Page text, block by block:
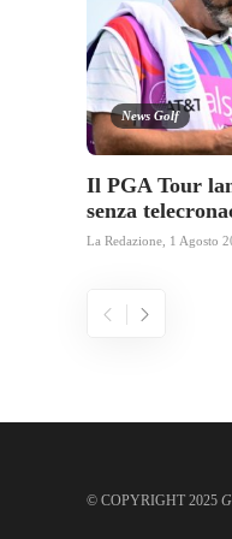
News Golf
Il PGA Tour
senza
La Redazione, 1 Agosto
© COPYRIGHT 2025